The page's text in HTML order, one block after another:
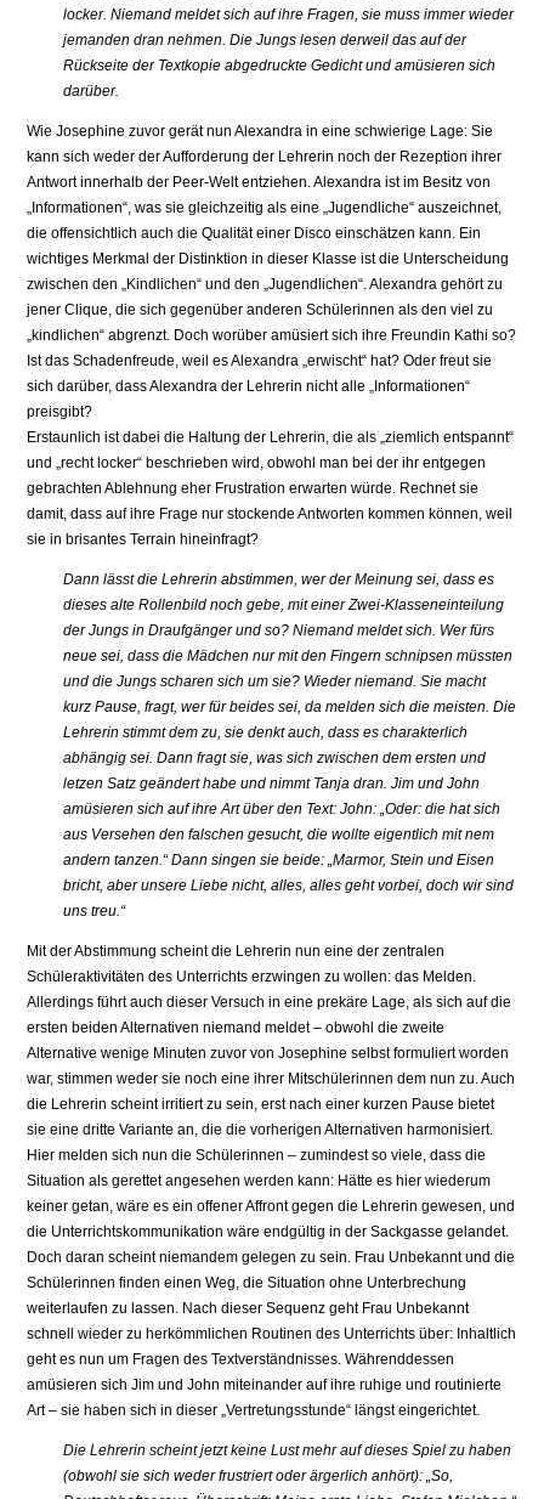
locker. Niemand meldet sich auf ihre Fragen, sie muss immer wieder
jemanden dran nehmen. Die Jungs lesen derweil das auf der
Rückseite der Textkopie abgedruckte Gedicht und amüsieren sich
darüber.
Wie Josephine zuvor gerät nun Alexandra in eine schwierige Lage: Sie
kann sich weder der Aufforderung der Lehrerin noch der Rezeption ihrer
Antwort innerhalb der Peer-Welt entziehen. Alexandra ist im Besitz von
„Informationen“, was sie gleichzeitig als eine „Jugendliche“ auszeichnet,
die offensichtlich auch die Qualität einer Disco einschätzen kann. Ein
wichtiges Merkmal der Distinktion in dieser Klasse ist die Unterscheidung
zwischen den „Kindlichen“ und den „Jugendlichen“. Alexandra gehört zu
jener Clique, die sich gegenüber anderen Schülerinnen als den viel zu
„kindlichen“ abgrenzt. Doch worüber amüsiert sich ihre Freundin Kathi so?
Ist das Schadenfreude, weil es Alexandra „erwischt“ hat? Oder freut sie
sich darüber, dass Alexandra der Lehrerin nicht alle „Informationen“
preisgibt?
Erstaunlich ist dabei die Haltung der Lehrerin, die als „ziemlich entspannt“
und „recht locker“ beschrieben wird, obwohl man bei der ihr entgegen
gebrachten Ablehnung eher Frustration erwarten würde. Rechnet sie
damit, dass auf ihre Frage nur stockende Antworten kommen können, weil
sie in brisantes Terrain hineinfragt?
Dann lässt die Lehrerin abstimmen, wer der Meinung sei, dass es
dieses alte Rollenbild noch gebe, mit einer Zwei-Klasseneinteilung
der Jungs in Draufgänger und so? Niemand meldet sich. Wer fürs
neue sei, dass die Mädchen nur mit den Fingern schnipsen müssten
und die Jungs scharen sich um sie? Wieder niemand. Sie macht
kurz Pause, fragt, wer für beides sei, da melden sich die meisten. Die
Lehrerin stimmt dem zu, sie denkt auch, dass es charakterlich
abhängig sei. Dann fragt sie, was sich zwischen dem ersten und
letzen Satz geändert habe und nimmt Tanja dran. Jim und John
amüsieren sich auf ihre Art über den Text: John: „Oder: die hat sich
aus Versehen den falschen gesucht, die wollte eigentlich mit nem
andern tanzen.“ Dann singen sie beide: „Marmor, Stein und Eisen
bricht, aber unsere Liebe nicht, alles, alles geht vorbei, doch wir sind
uns treu.“
Mit der Abstimmung scheint die Lehrerin nun eine der zentralen
Schüleraktivitäten des Unterrichts erzwingen zu wollen: das Melden.
Allerdings führt auch dieser Versuch in eine prekäre Lage, als sich auf die
ersten beiden Alternativen niemand meldet – obwohl die zweite
Alternative wenige Minuten zuvor von Josephine selbst formuliert worden
war, stimmen weder sie noch eine ihrer Mitschülerinnen dem nun zu. Auch
die Lehrerin scheint irritiert zu sein, erst nach einer kurzen Pause bietet
sie eine dritte Variante an, die die vorherigen Alternativen harmonisiert.
Hier melden sich nun die Schülerinnen – zumindest so viele, dass die
Situation als gerettet angesehen werden kann: Hätte es hier wiederum
keiner getan, wäre es ein offener Affront gegen die Lehrerin gewesen, und
die Unterrichtskommunikation wäre endgültig in der Sackgasse gelandet.
Doch daran scheint niemandem gelegen zu sein. Frau Unbekannt und die
Schülerinnen finden einen Weg, die Situation ohne Unterbrechung
weiterlaufen zu lassen. Nach dieser Sequenz geht Frau Unbekannt
schnell wieder zu herkömmlichen Routinen des Unterrichts über: Inhaltlich
geht es nun um Fragen des Textverständnisses. Währenddessen
amüsieren sich Jim und John miteinander auf ihre ruhige und routinierte
Art – sie haben sich in dieser „Vertretungsstunde“ längst eingerichtet.
Die Lehrerin scheint jetzt keine Lust mehr auf dieses Spiel zu haben
(obwohl sie sich weder frustriert oder ärgerlich anhört): „So,